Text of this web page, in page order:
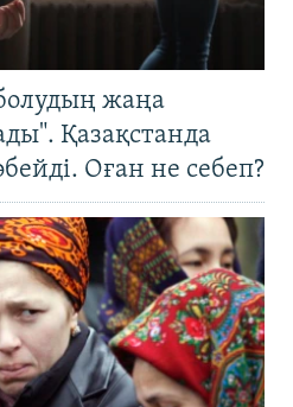
жаңа
Қазақстанда
Оған не себеп?